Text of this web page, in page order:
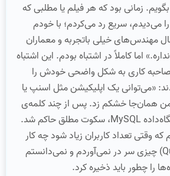
زمانی بود که هر فیلم یا مطلبی که
می‌دیدم، سریع رد می‌کردم؛ با خودم
مهندس‌های خیلی باتجربه و معماران
اما کاملاً در اشتباه بودم. این اشتباه
کاری به شکل واضحی خودش را
«می‌توانی یک اپلیکیشن مثل اسنپ یا
همان‌جا خشکم زد. پس از چند کلمه‌‌ی
پراکنده درباره API و پایگاه‌داده MySQL، سکوت مطلق حاکم شد.
وقتی تعداد کاربران زیاد شود چه کار
کنم، از صف‌ها (Queues) چیزی سر در نمی‌آوردم و نمی‌دانستم
را چطور باید ذخیره کرد.